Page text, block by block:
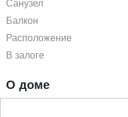
Санузел
Балкон
Расположение
В залоге
О доме